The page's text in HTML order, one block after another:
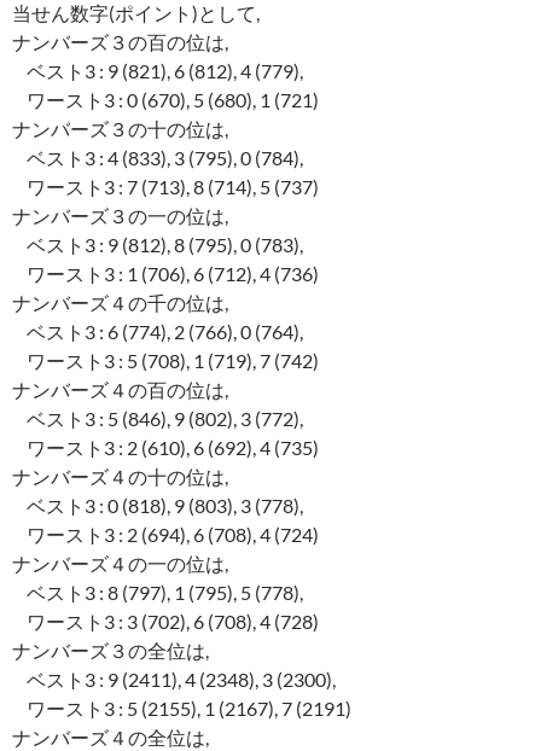
当せん数字(ポイント)として,
ナンバーズ３の百の位は,
ベスト3 : 9 (821), 6 (812), 4 (779),
ワースト3 : 0 (670), 5 (680), 1 (721)
ナンバーズ３の十の位は,
ベスト3 : 4 (833), 3 (795), 0 (784),
ワースト3 : 7 (713), 8 (714), 5 (737)
ナンバーズ３の一の位は,
ベスト3 : 9 (812), 8 (795), 0 (783),
ワースト3 : 1 (706), 6 (712), 4 (736)
ナンバーズ４の千の位は,
ベスト3 : 6 (774), 2 (766), 0 (764),
ワースト3 : 5 (708), 1 (719), 7 (742)
ナンバーズ４の百の位は,
ベスト3 : 5 (846), 9 (802), 3 (772),
ワースト3 : 2 (610), 6 (692), 4 (735)
ナンバーズ４の十の位は,
ベスト3 : 0 (818), 9 (803), 3 (778),
ワースト3 : 2 (694), 6 (708), 4 (724)
ナンバーズ４の一の位は,
ベスト3 : 8 (797), 1 (795), 5 (778),
ワースト3 : 3 (702), 6 (708), 4 (728)
ナンバーズ３の全位は,
ベスト3 : 9 (2411), 4 (2348), 3 (2300),
ワースト3 : 5 (2155), 1 (2167), 7 (2191)
ナンバーズ４の全位は,